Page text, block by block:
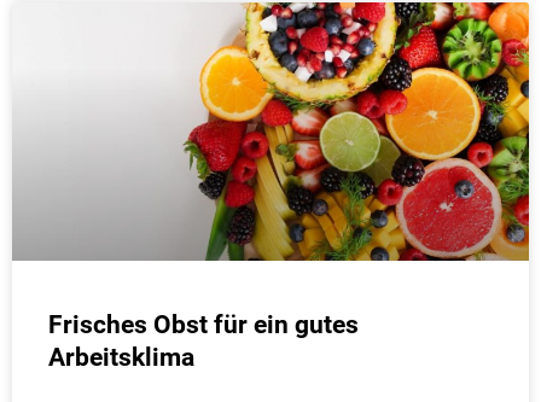
Frisches Obst für ein gutes
Arbeitsklima